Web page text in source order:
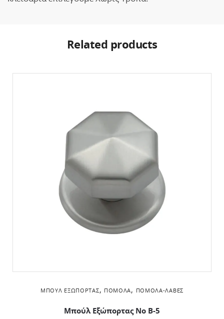
Related products
ΜΠΟΎΛ ΕΞΏΠΟΡΤΑΣ, ΠΌΜΟΛΑ, ΠΌΜΟΛΑ-ΛΑΒΈΣ
Μπούλ Εξώπορτας No B-5